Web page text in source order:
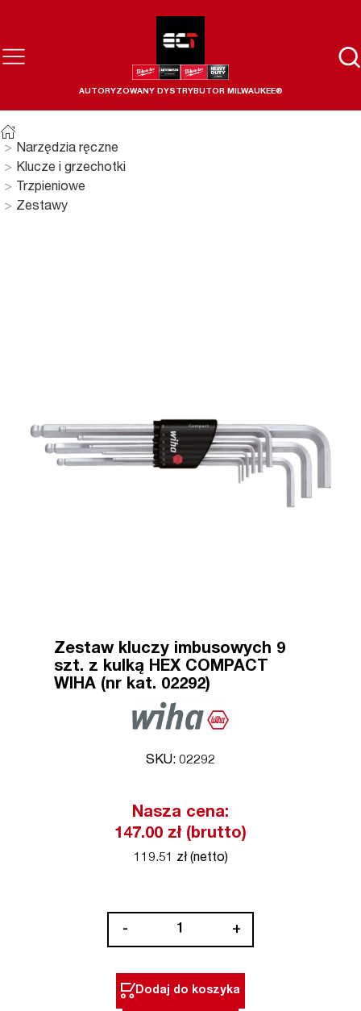
AUTORYZOWANY DYSTRYBUTOR MILWAUKEE®
Narzędzia ręczne
Klucze i grzechotki
Trzpieniowe
Zestawy
Zestaw kluczy imbusowych 9
szt. z kulką HEX COMPACT
WIHA (nr kat. 02292)
SKU: 02292
Nasza cena:
147.00 zł (brutto)
119.51 zł (netto)
-
imbusowych
+
Dodaj do koszyka